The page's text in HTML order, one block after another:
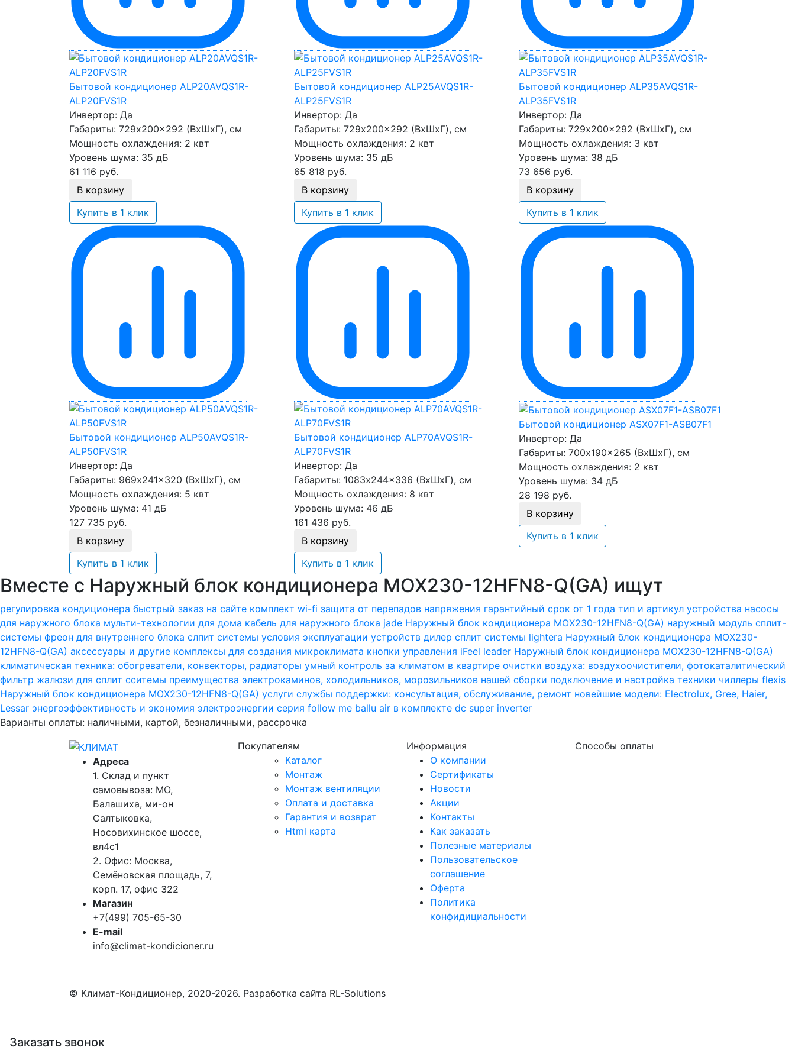
Бытовой кондиционер ALP20AVQS1R-
ALP20FVS1R
Инвертор: Да
Габариты: 729x200x292 (ВхШхГ), см
Мощность охлаждения: 2 квт
Уровень шума: 35 дБ
61 116 руб.
В корзину
Купить в 1 клик
Бытовой кондиционер ALP25AVQS1R-
ALP25FVS1R
Инвертор: Да
Габариты: 729x200x292 (ВхШхГ), см
Мощность охлаждения: 2 квт
Уровень шума: 35 дБ
65 818 руб.
В корзину
Купить в 1 клик
Бытовой кондиционер ALP35AVQS1R-
ALP35FVS1R
Инвертор: Да
Габариты: 729x200x292 (ВхШхГ), см
Мощность охлаждения: 3 квт
Уровень шума: 38 дБ
73 656 руб.
В корзину
Купить в 1 клик
Бытовой кондиционер ALP50AVQS1R-
ALP50FVS1R
Инвертор: Да
Габариты: 969x241x320 (ВхШхГ), см
Мощность охлаждения: 5 квт
Уровень шума: 41 дБ
127 735 руб.
В корзину
Купить в 1 клик
Бытовой кондиционер ALP70AVQS1R-
ALP70FVS1R
Инвертор: Да
Габариты: 1083x244x336 (ВхШхГ), см
Мощность охлаждения: 8 квт
Уровень шума: 46 дБ
161 436 руб.
В корзину
Купить в 1 клик
Бытовой кондиционер ASX07F1-ASB07F1
Инвертор: Да
Габариты: 700x190x265 (ВхШхГ), см
Мощность охлаждения: 2 квт
Уровень шума: 34 дБ
28 198 руб.
В корзину
Купить в 1 клик
Вместе с Наружный блок кондиционера MOX230-12HFN8-Q(GA) ищут
регулировка кондиционера быстрый заказ на сайте комплект wi-fi защита от перепадов напряжения гарантийный срок от 1 года тип и артикул устройства насосы
для наружного блока мульти-технологии для дома кабель для наружного блока jade Наружный блок кондиционера MOX230-12HFN8-Q(GA) наружный модуль сплит-
системы фреон для внутреннего блока слпит системы условия эксплуатации устройств дилер сплит системы lightera Наружный блок кондиционера MOX230-
12HFN8-Q(GA) аксессуары и другие комплексы для создания микроклимата кнопки управления iFeel leader Наружный блок кондиционера MOX230-12HFN8-Q(GA)
климатическая техника: обогреватели, конвекторы, радиаторы умный контроль за климатом в квартире очистки воздуха: воздухоочистители, фотокаталитический
фильтр жалюзи для сплит сситемы преимущества электрокаминов, холодильников, морозильников нашей сборки подключение и настройка техники чиллеры flexis
Наружный блок кондиционера MOX230-12HFN8-Q(GA) услуги службы поддержки: консультация, обслуживание, ремонт новейшие модели: Electrolux, Gree, Haier,
Lessar энергоэффективность и экономия электроэнергии серия follow me ballu air в комплекте dc super inverter
Варианты оплаты: наличными, картой, безналичными, рассрочка
Адреса
1. Склад и пункт
самовывоза: МО,
Балашиха, ми-он
Салтыковка,
Носовихинское шоссе,
вл4с1
2. Офис: Москва,
Семёновская площадь, 7,
корп. 17, офис 322
Магазин
+7(499) 705-65-30
E-mail
info@climat-kondicioner.ru
Покупателям
Каталог
Монтаж
Монтаж вентиляции
Оплата и доставка
Гарантия и возврат
Html карта
Информация
О компании
Сертификаты
Новости
Акции
Контакты
Как заказать
Полезные материалы
Пользовательское
соглашение
Оферта
Политика
конфидициальности
Способы оплаты
© Климат-Кондиционер, 2020-2026. Разработка сайта RL-Solutions
Заказать звонок